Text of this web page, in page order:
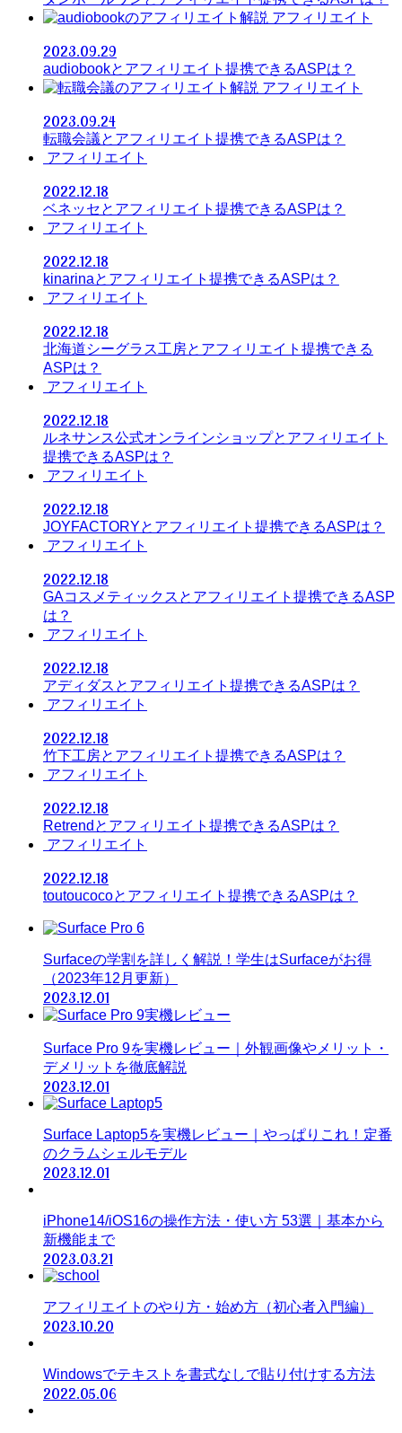
アフィリエイト
2023.09.29
audiobookとアフィリエイト提携できるASPは？
アフィリエイト
2023.09.24
転職会議とアフィリエイト提携できるASPは？
アフィリエイト
2022.12.18
ベネッセとアフィリエイト提携できるASPは？
アフィリエイト
2022.12.18
kinarinaとアフィリエイト提携できるASPは？
アフィリエイト
2022.12.18
北海道シーグラス工房とアフィリエイト提携できる
ASPは？
アフィリエイト
2022.12.18
ルネサンス公式オンラインショップとアフィリエイト
提携できるASPは？
アフィリエイト
2022.12.18
JOYFACTORYとアフィリエイト提携できるASPは？
アフィリエイト
2022.12.18
GAコスメティックスとアフィリエイト提携できるASP
は？
アフィリエイト
2022.12.18
アディダスとアフィリエイト提携できるASPは？
アフィリエイト
2022.12.18
竹下工房とアフィリエイト提携できるASPは？
アフィリエイト
2022.12.18
Retrendとアフィリエイト提携できるASPは？
アフィリエイト
2022.12.18
toutoucocoとアフィリエイト提携できるASPは？
Surfaceの学割を詳しく解説！学生はSurfaceがお得
（2023年12月更新）
2023.12.01
Surface Pro 9を実機レビュー｜外観画像やメリット・
デメリットを徹底解説
2023.12.01
Surface Laptop5を実機レビュー｜やっぱりこれ！定番
のクラムシェルモデル
2023.12.01
iPhone14/iOS16の操作方法・使い方 53選｜基本から
新機能まで
2023.03.21
アフィリエイトのやり方・始め方（初心者入門編）
2023.10.20
Windowsでテキストを書式なしで貼り付けする方法
2022.05.06